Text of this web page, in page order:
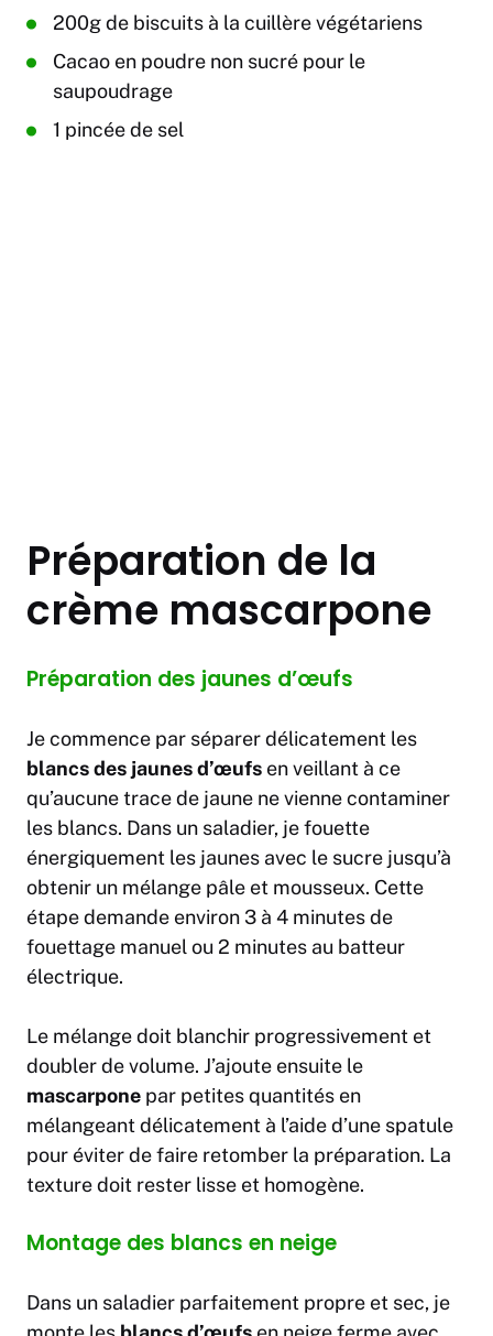
200g de biscuits à la cuillère végétariens
Cacao en poudre non sucré pour le
saupoudrage
1 pincée de sel
Préparation de la
crème mascarpone
Préparation des jaunes d’œufs
Je commence par séparer délicatement les
blancs des jaunes d’œufs en veillant à ce
qu’aucune trace de jaune ne vienne contaminer
les blancs. Dans un saladier, je fouette
énergiquement les jaunes avec le sucre jusqu’à
obtenir un mélange pâle et mousseux. Cette
étape demande environ 3 à 4 minutes de
fouettage manuel ou 2 minutes au batteur
électrique.
Le mélange doit blanchir progressivement et
doubler de volume. J’ajoute ensuite le
mascarpone par petites quantités en
mélangeant délicatement à l’aide d’une spatule
pour éviter de faire retomber la préparation. La
texture doit rester lisse et homogène.
Montage des blancs en neige
Dans un saladier parfaitement propre et sec, je